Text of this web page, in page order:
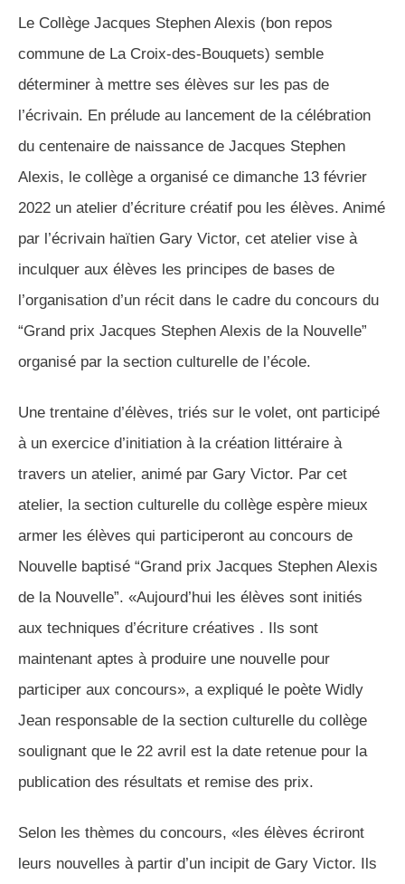
Le Collège Jacques Stephen Alexis (bon repos
commune de La Croix-des-Bouquets) semble
déterminer à mettre ses élèves sur les pas de
l’écrivain. En prélude au lancement de la célébration
du centenaire de naissance de Jacques Stephen
Alexis, le collège a organisé ce dimanche 13 février
2022 un atelier d’écriture créatif pou les élèves. Animé
par l’écrivain haïtien Gary Victor, cet atelier vise à
inculquer aux élèves les principes de bases de
l’organisation d’un récit dans le cadre du concours du
“Grand prix Jacques Stephen Alexis de la Nouvelle”
organisé par la section culturelle de l’école.
Une trentaine d’élèves, triés sur le volet, ont participé
à un exercice d’initiation à la création littéraire à
travers un atelier, animé par Gary Victor. Par cet
atelier, la section culturelle du collège espère mieux
armer les élèves qui participeront au concours de
Nouvelle baptisé “Grand prix Jacques Stephen Alexis
de la Nouvelle”. «Aujourd’hui les élèves sont initiés
aux techniques d’écriture créatives . Ils sont
maintenant aptes à produire une nouvelle pour
participer aux concours», a expliqué le poète Widly
Jean responsable de la section culturelle du collège
soulignant que le 22 avril est la date retenue pour la
publication des résultats et remise des prix.
Selon les thèmes du concours, «les élèves écriront
leurs nouvelles à partir d’un incipit de Gary Victor. Ils